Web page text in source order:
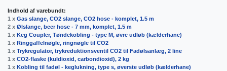
Indhold af varebundt:
1 x Gas slange, CO2 slange, CO2 hose - komplet, 1.5 m
2 x Ølslange, beer hose - 7 mm, komplet, 1.5 m
1 x Keg Coupler, Tøndekobling - type M, øvre udløb (kælderhane)
1 x Ringgaffelnøgle, ringnøgle til CO2
1 x Trykregulator, trykreduktionsventil CO2 til Fadølsanlæg, 2 line
1 x CO2-flaske (kuldioxid, carbondioxid), 2 kg
1 x Kobling til fadøl - keglukning, type s, øverste udløb (kælderhane)